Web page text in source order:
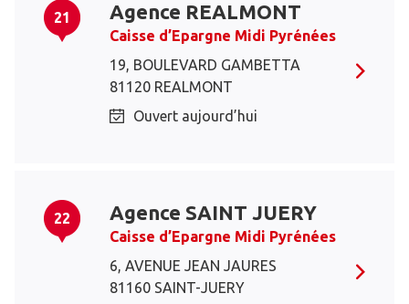
21 Agence REALMONT
Caisse d’Epargne Midi Pyrénées
19, BOULEVARD GAMBETTA
81120 REALMONT
Ouvert aujourd’hui
22 Agence SAINT JUERY
Caisse d’Epargne Midi Pyrénées
6, AVENUE JEAN JAURES
81160 SAINT-JUERY